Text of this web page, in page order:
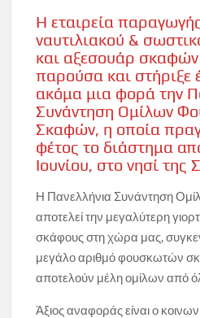
Η εταιρεία
ναυτιλιακού &
και αξεσουάρ σκαφών
παρούσα και στήριξε
ακόμα μια φορά την
Συνάντηση Ομίλων
Σκαφών, η οποία
φέτος το διάστημα
Ιουνίου, στο νησί της
Η Πανελλήνια Συνάντηση
αποτελεί την μεγαλύτερη
σκάφους στη χώρα μας,
μεγάλο αριθμό φουσκωτών
αποτελούν μέλη ομίλων από
Άξιος αναφοράς είναι ο